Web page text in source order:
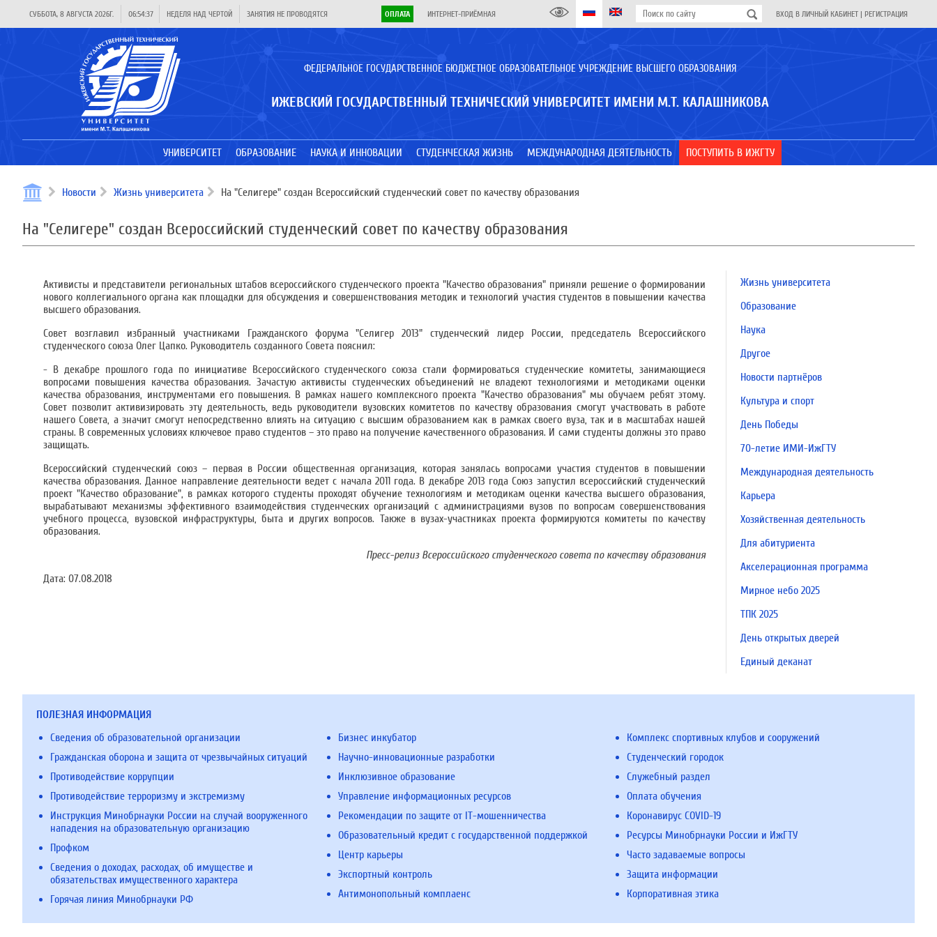
СУББОТА, 8 АВГУСТА 2026Г. 06:54:37 НЕДЕЛЯ НАД ЧЕРТОЙ ЗАНЯТИЯ НЕ ПРОВОДЯТСЯ ОПЛАТА ИНТЕРНЕТ-ПРИЁМНАЯ ВХОД В ЛИЧНЫЙ КАБИНЕТ | РЕГИСТРАЦИЯ
ФЕДЕРАЛЬНОЕ ГОСУДАРСТВЕННОЕ БЮДЖЕТНОЕ ОБРАЗОВАТЕЛЬНОЕ УЧРЕЖДЕНИЕ ВЫСШЕГО ОБРАЗОВАНИЯ
ИЖЕВСКИЙ ГОСУДАРСТВЕННЫЙ ТЕХНИЧЕСКИЙ УНИВЕРСИТЕТ ИМЕНИ М.Т. КАЛАШНИКОВА
УНИВЕРСИТЕТ ОБРАЗОВАНИЕ НАУКА И ИННОВАЦИИ СТУДЕНЧЕСКАЯ ЖИЗНЬ МЕЖДУНАРОДНАЯ ДЕЯТЕЛЬНОСТЬ ПОСТУПИТЬ В ИЖГТУ
Новости Жизнь университета На "Селигере" создан Всероссийский студенческий совет по качеству образования
На "Селигере" создан Всероссийский студенческий совет по качеству образования
Активисты и представители региональных штабов всероссийского студенческого проекта "Качество образования" приняли решение о формировании
нового коллегиального органа как площадки для обсуждения и совершенствования методик и технологий участия студентов в повышении качества
высшего образования.
Совет возглавил избранный участниками Гражданского форума "Селигер 2013" студенческий лидер России, председатель Всероссийского
студенческого союза Олег Цапко. Руководитель созданного Совета пояснил:
- В декабре прошлого года по инициативе Всероссийского студенческого союза стали формироваться студенческие комитеты, занимающиеся
вопросами повышения качества образования. Зачастую активисты студенческих объединений не владеют технологиями и методиками оценки
качества образования, инструментами его повышения. В рамках нашего комплексного проекта "Качество образования" мы обучаем ребят этому.
Совет позволит активизировать эту деятельность, ведь руководители вузовских комитетов по качеству образования смогут участвовать в работе
нашего Совета, а значит смогут непосредственно влиять на ситуацию с высшим образованием как в рамках своего вуза, так и в масштабах нашей
страны. В современных условиях ключевое право студентов – это право на получение качественного образования. И сами студенты должны это право
защищать.
Всероссийский студенческий союз – первая в России общественная организация, которая занялась вопросами участия студентов в повышении
качества образования. Данное направление деятельности ведет с начала 2011 года. В декабре 2013 года Союз запустил всероссийский студенческий
проект "Качество образование", в рамках которого студенты проходят обучение технологиям и методикам оценки качества высшего образования,
вырабатывают механизмы эффективного взаимодействия студенческих организаций с администрациями вузов по вопросам совершенствования
учебного процесса, вузовской инфраструктуры, быта и других вопросов. Также в вузах-участниках проекта формируются комитеты по качеству
образования.
Пресс-релиз Всероссийского студенческого совета по качеству образования
Дата: 07.08.2018
Жизнь университета
Образование
Наука
Другое
Новости партнёров
Культура и спорт
День Победы
70-летие ИМИ-ИжГТУ
Международная деятельность
Карьера
Хозяйственная деятельность
Для абитуриента
Акселерационная программа
Мирное небо 2025
ТПК 2025
День открытых дверей
Единый деканат
ПОЛЕЗНАЯ ИНФОРМАЦИЯ
Сведения об образовательной организации
Гражданская оборона и защита от чрезвычайных ситуаций
Противодействие коррупции
Противодействие терроризму и экстремизму
Инструкция Минобрнауки России на случай вооруженного
нападения на образовательную организацию
Профком
Сведения о доходах, расходах, об имуществе и
обязательствах имущественного характера
Горячая линия Минобрнауки РФ
Бизнес инкубатор
Научно-инновационные разработки
Инклюзивное образование
Управление информационных ресурсов
Рекомендации по защите от IT-мошенничества
Образовательный кредит с государственной поддержкой
Центр карьеры
Экспортный контроль
Антимонопольный комплаенс
Комплекс спортивных клубов и сооружений
Студенческий городок
Служебный раздел
Оплата обучения
Коронавирус COVID-19
Ресурсы Минобрнауки России и ИжГТУ
Часто задаваемые вопросы
Защита информации
Корпоративная этика